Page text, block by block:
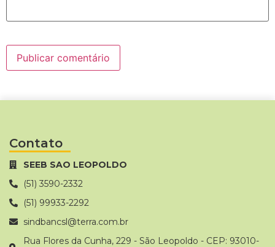
Contato
SEEB SAO LEOPOLDO
(51) 3590-2332
(51) 99933-2292
sindbancsl@terra.com.br
Rua Flores da Cunha, 229 - São Leopoldo - CEP: 93010-